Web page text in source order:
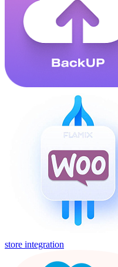
store integration